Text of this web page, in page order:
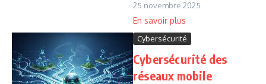
25 novembre 2025
Cybersécurité
Cybersécurité des
réseaux mobile